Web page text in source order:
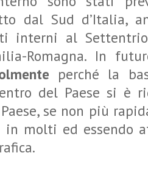
dal Sud d’Italia,
interni al
Romagna. In
perché la
del Paese si è
se non più
molti ed essendo